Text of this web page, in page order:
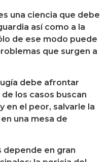
una ciencia que debe
así como a la
de ese modo puede
que surgen a
debe afrontar
los casos buscan
en el peor, salvarle la
una mesa de
depende en gran